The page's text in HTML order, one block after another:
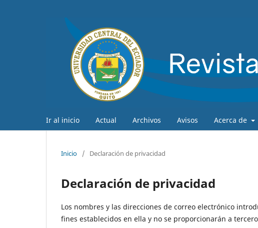
Ir al inicio Actual Archivos Avisos Acerca de
Inicio / Declaración de privacidad
Declaración de privacidad
Los nombres y las direcciones de correo electrónico
fines establecidos en ella y no se proporcionarán a